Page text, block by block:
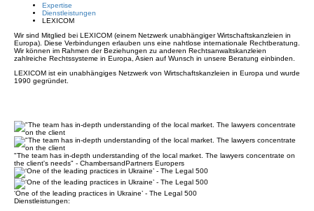
Expertise
Dienstleistungen
LEXICOM
Wir sind Mitglied bei LEXICOM (einem Netzwerk unabhängiger Wirtschaftskanzleien in
Europa). Diese Verbindungen erlauben uns eine nahtlose internationale Rechtberatung.
Wir können im Rahmen der Beziehungen zu anderen Rechtsanwaltskanzleien
zahlreiche Rechtssysteme in Europa, Asien auf Wunsch in unsere Beratung einbinden.
LEXICOM ist ein unabhängiges Netzwerk von Wirtschaftskanzleien in Europa und wurde
1990 gegründet.
"The team has in-depth understanding of the local market. The lawyers concentrate on
the client's needs" - ChambersandPartners Europers
‘One of the leading practices in Ukraine’ - The Legal 500
Dienstleistungen: